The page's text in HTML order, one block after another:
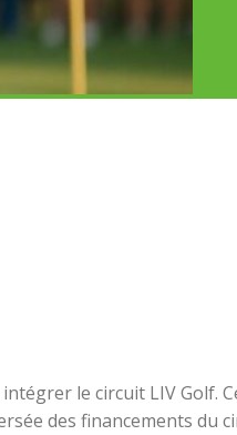
le circuit LIV Golf.
des financements du